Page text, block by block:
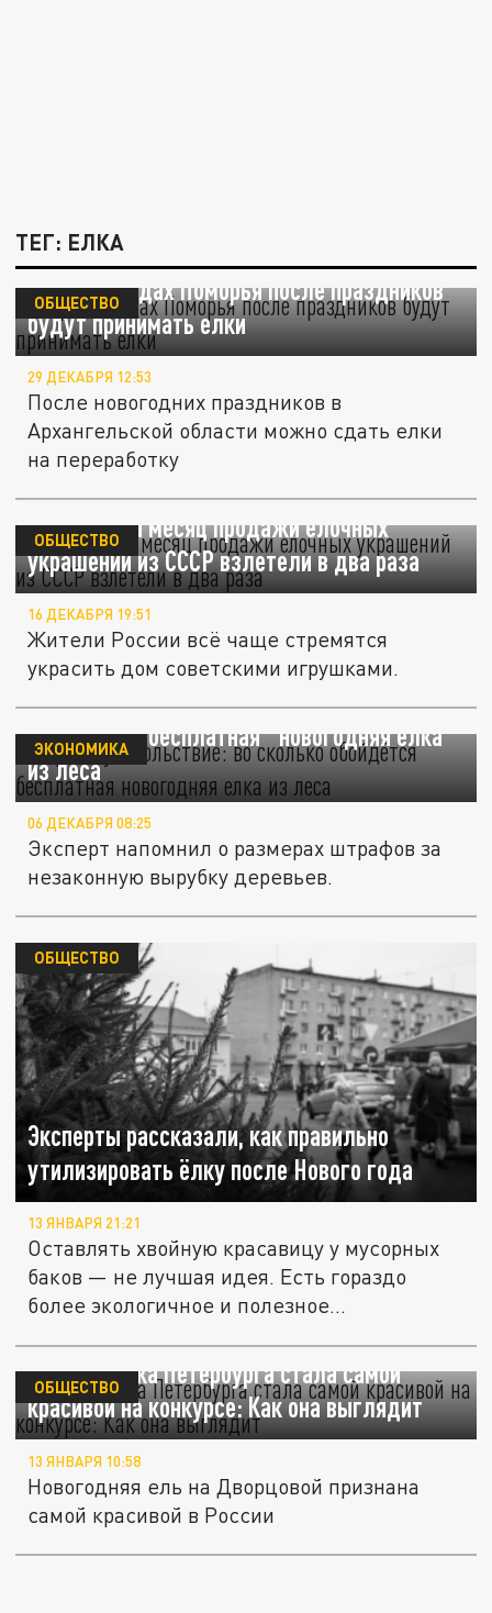
ТЕГ: ЕЛКА
В трех городах Поморья после праздников
будут принимать елки
ОБЩЕСТВО
29 ДЕКАБРЯ 12:53
После новогодних праздников в
Архангельской области можно сдать елки
на переработку
«Авито»: За месяц продажи елочных
украшений из СССР взлетели в два раза
ОБЩЕСТВО
16 ДЕКАБРЯ 19:51
Жители России всё чаще стремятся
украсить дом советскими игрушками.
Дорогое удовольствие: во сколько
обойдётся "бесплатная" новогодняя елка
из леса
ЭКОНОМИКА
06 ДЕКАБРЯ 08:25
Эксперт напомнил о размерах штрафов за
незаконную вырубку деревьев.
Эксперты рассказали, как правильно
утилизировать ёлку после Нового года
ОБЩЕСТВО
13 ЯНВАРЯ 21:21
Оставлять хвойную красавицу у мусорных
баков — не лучшая идея. Есть гораздо
более экологичное и полезное...
Главная ёлка Петербурга стала самой
красивой на конкурсе: Как она выглядит
ОБЩЕСТВО
13 ЯНВАРЯ 10:58
Новогодняя ель на Дворцовой признана
самой красивой в России